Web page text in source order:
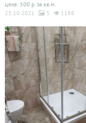
цена: 500 р. за кв.м.
23.10.2021
5 1198